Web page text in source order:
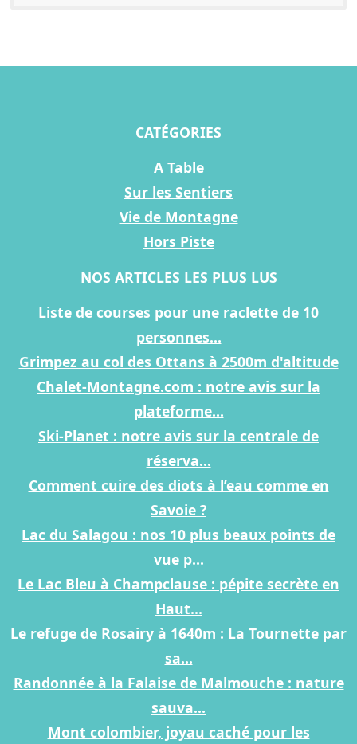
CATÉGORIES
A Table
Sur les Sentiers
Vie de Montagne
Hors Piste
NOS ARTICLES LES PLUS LUS
Liste de courses pour une raclette de 10
personnes...
Grimpez au col des Ottans à 2500m d'altitude
Chalet-Montagne.com : notre avis sur la
plateforme...
Ski-Planet : notre avis sur la centrale de
réserva...
Comment cuire des diots à l’eau comme en
Savoie ?
Lac du Salagou : nos 10 plus beaux points de
vue p...
Le Lac Bleu à Champclause : pépite secrète en
Haut...
Le refuge de Rosairy à 1640m : La Tournette par
sa...
Randonnée à la Falaise de Malmouche : nature
sauva...
Mont colombier, joyau caché pour les